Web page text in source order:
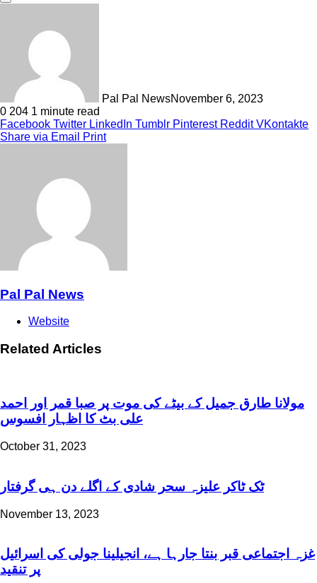
Pal Pal NewsNovember 6, 2023
0 204 1 minute read
Facebook Twitter LinkedIn Tumblr Pinterest Reddit VKontakte
Share via Email
Print
Pal Pal News
Website
Related Articles
مولانا طارق جمیل کے بیٹے کی موت پر صبا قمر اور احمد
علی بٹ کا اظہار افسوس
October 31, 2023
ٹک ٹاکر علیزہ سحر شادی کے اگلے دن ہی گرفتار
November 13, 2023
غزہ اجتماعی قبر بنتا جارہا ہے، انجیلینا جولی کی اسرائیل
پر تنقید